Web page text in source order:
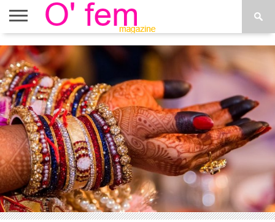
ACCUEIL
ACTU
O’FEM
ÉTOILES
DÉCONSTRUIRE
WEB
TV
PLUS
DE
MENUS